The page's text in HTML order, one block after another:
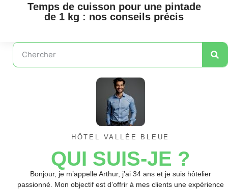
Temps de cuisson pour une pintade
de 1 kg : nos conseils précis
HÔTEL VALLÉE BLEUE
QUI SUIS-JE ?
Bonjour, je m’appelle Arthur, j’ai 34 ans et je suis hôtelier
passionné. Mon objectif est d’offrir à mes clients une expérience